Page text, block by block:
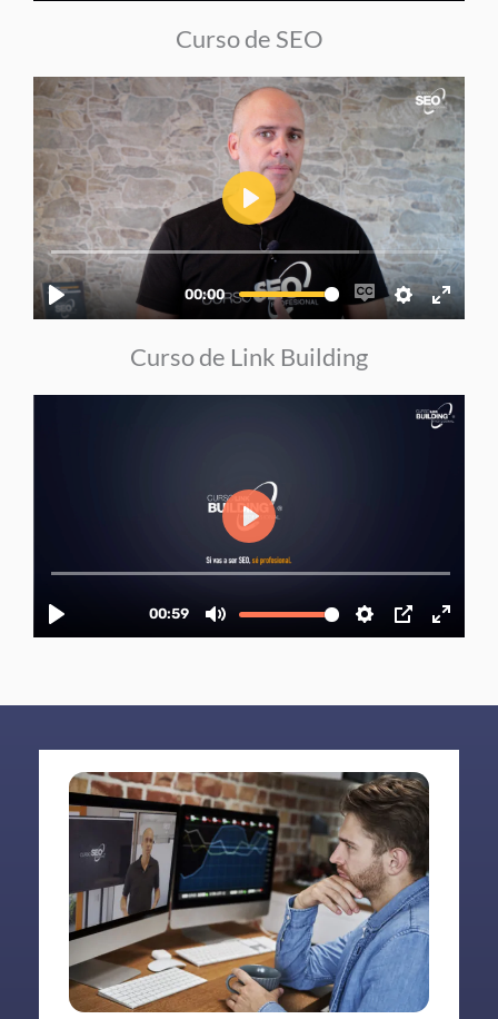
Curso de SEO
Curso de Link Building